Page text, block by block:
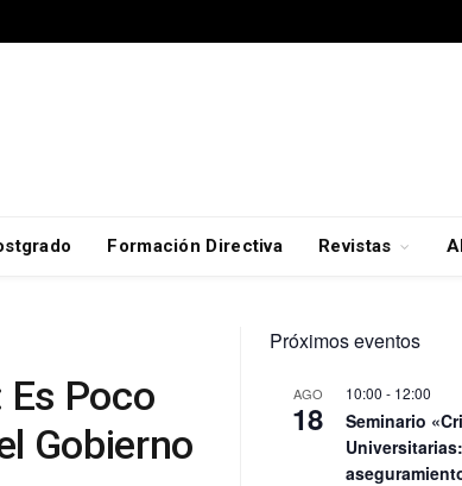
Formación Directiva Revistas
Es Poco
Gobierno
Próximos eventos
AGO
18
10:00 - 12:00
Seminario